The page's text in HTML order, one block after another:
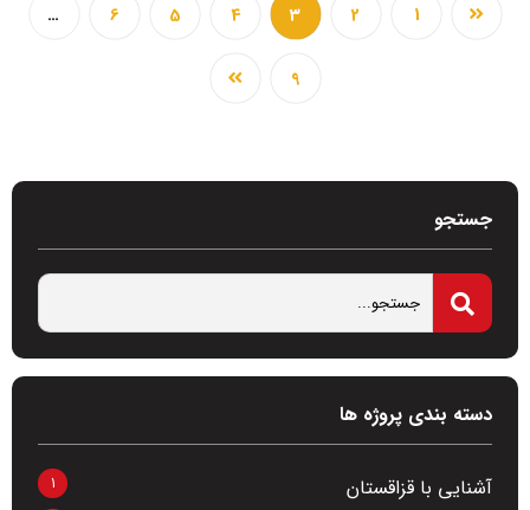
1
2
3
4
5
6
…
9
جستجو
دسته بندی پروژه ها
آشنایی با قزاقستان 1